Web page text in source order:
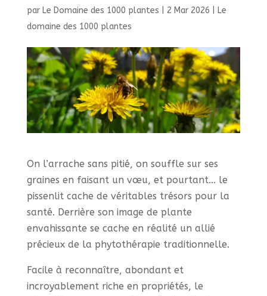
par Le Domaine des 1000 plantes 2 Mar 2026
Le
domaine des 1000 plantes
On l’arrache sans pitié, on souffle sur ses
graines en faisant un vœu, et pourtant… le
pissenlit cache de véritables trésors pour la
santé. Derrière son image de plante
envahissante se cache en réalité un allié
précieux de la phytothérapie traditionnelle.
Facile à reconnaître, abondant et
incroyablement riche en propriétés, le